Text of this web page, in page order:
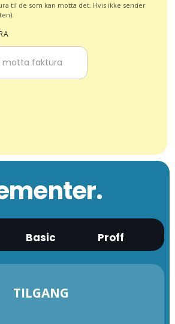
til de som kan motta det. Hvis ikke sender
Basic Proff
TILGANG